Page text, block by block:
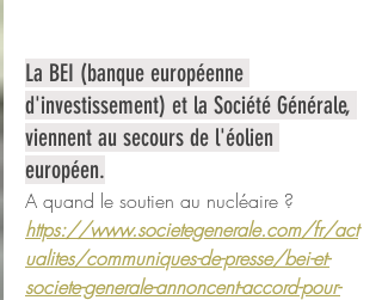
La BEI (banque européenne
d'investissement) et la Société Générale,
viennent au secours de l'éolien
européen.
A quand le soutien au nucléaire ?
https://www.societegenerale.com/fr/act
ualites/communiques-de-presse/bei-et-
societe-generale-annoncent-accord-pour-